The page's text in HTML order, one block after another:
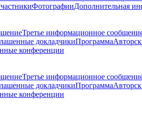
ФотографииДополнительная
Третье информационное
докладчикиПрограмма
конференции
Третье информационное
докладчикиПрограмма
конференции